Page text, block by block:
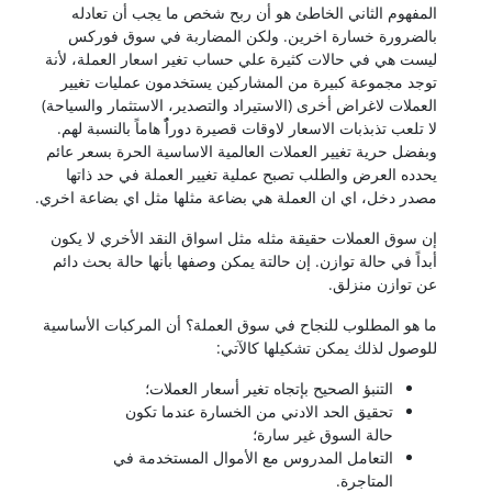
المفهوم الثاني الخاطئ هو أن ربح شخص ما يجب أن تعادله
بالضرورة خسارة اخرين. ولكن المضاربة في سوق فوركس
ليست هي في حالات كثيرة علي حساب تغير اسعار العملة، لأنة
توجد مجموعة كبيرة من المشاركين يستخدمون عمليات تغيير
العملات لاغراض أخرى (الاستيراد والتصدير، الاستثمار والسياحة)
لا تلعب تذبذبات الاسعار لاوقات قصيرة دوراًٌ هاماً بالنسبة لهم.
وبفضل حرية تغيير العملات العالمية الاساسية الحرة بسعر عائم
يحدده العرض والطلب تصبح عملية تغيير العملة في حد ذاتها
مصدر دخل، اي ان العملة هي بضاعة مثلها مثل اي بضاعة اخري.
إن سوق العملات حقيقة مثله مثل اسواق النقد الأخري لا يكون
أبداً في حالة توازن. إن حالتة يمكن وصفها بأنها حالة بحث دائم
عن توازن منزلق.
ما هو المطلوب للنجاح في سوق العملة؟ أن المركبات الأساسية
للوصول لذلك يمكن تشكيلها كالآتي:
التنبؤ الصحيح بإتجاه تغير أسعار العملات؛
تحقيق الحد الادني من الخسارة عندما تكون
حالة السوق غير سارة؛
التعامل المدروس مع الأموال المستخدمة في
المتاجرة.